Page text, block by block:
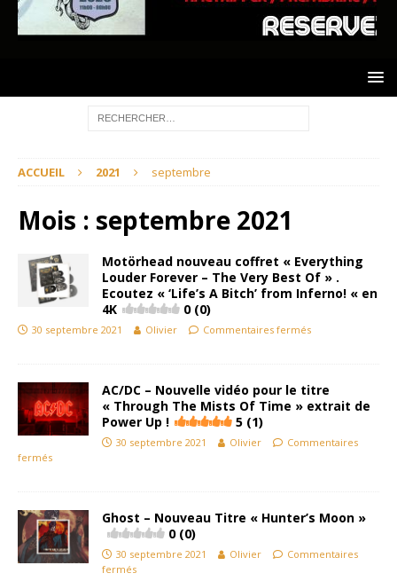
ACCUEIL 2021 septembre
Mois : septembre 2021
Motörhead nouveau coffret « Everything
Louder Forever – The Very Best Of » .
Ecoutez « ‘Life’s A Bitch’ from Inferno! « en
4K
0 (0)
30 septembre 2021 Olivier Commentaires fermés
AC/DC – Nouvelle vidéo pour le titre
« Through The Mists Of Time » extrait de
Power Up !
5 (1)
30 septembre 2021 Olivier
Commentaires
fermés
Ghost – Nouveau Titre « Hunter’s Moon »
0 (0)
30 septembre 2021 Olivier
Commentaires
fermés